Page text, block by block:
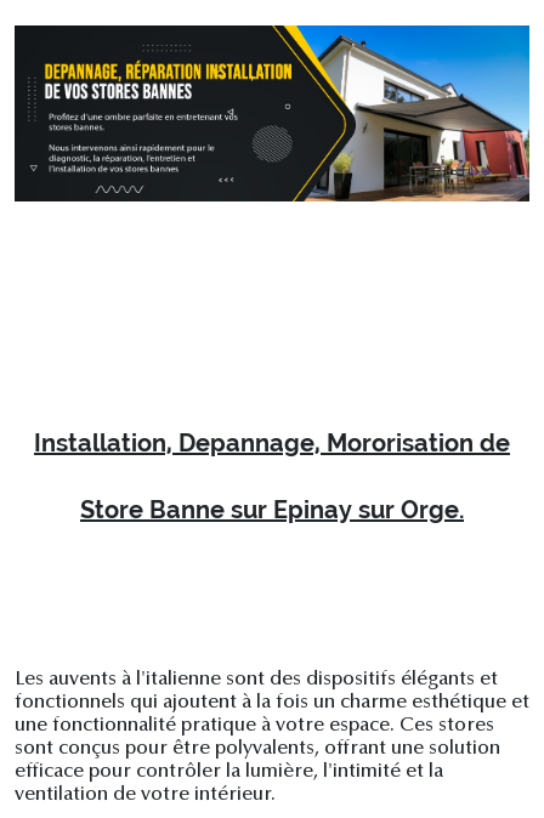
Installation, Depannage, Mororisation de
Store Banne sur Epinay sur Orge.
Les auvents à l'italienne sont des dispositifs élégants et
fonctionnels qui ajoutent à la fois un charme esthétique et
une fonctionnalité pratique à votre espace. Ces stores
sont conçus pour être polyvalents, offrant une solution
efficace pour contrôler la lumière, l'intimité et la
ventilation de votre intérieur.